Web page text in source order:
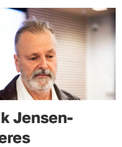
Jensen-